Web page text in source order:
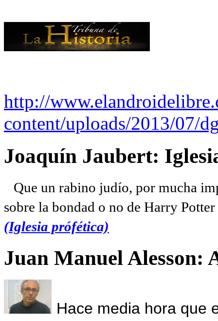
http://
content/uploads/2013/07/
Joaquín Jaubert:
Que un rabino judío, por mucha
sobre la bondad o no de Harry
(Iglesia prófética)
Juan Manuel Alesson:
Hace media hora que